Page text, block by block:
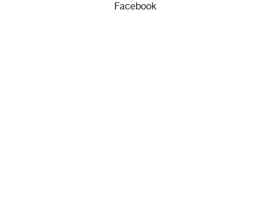
Facebook